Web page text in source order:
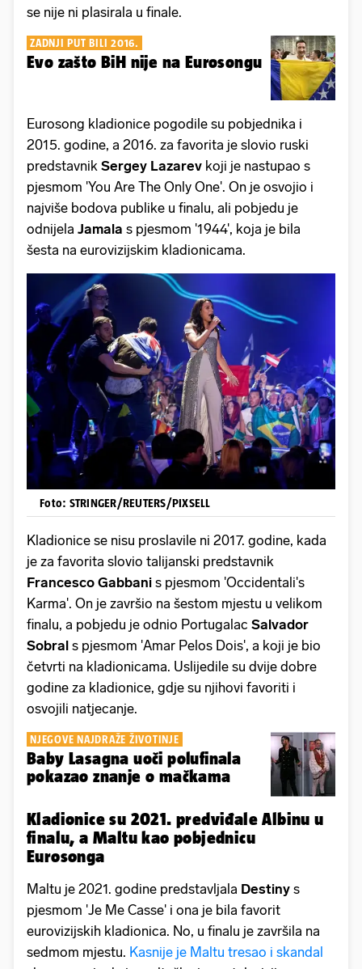
se nije ni plasirala u finale.
ZADNJI PUT BILI 2016.
Evo zašto BiH nije na Eurosongu
Eurosong kladionice pogodile su pobjednika i
2015. godine, a 2016. za favorita je slovio ruski
predstavnik Sergey Lazarev koji je nastupao s
pjesmom 'You Are The Only One'. On je osvojio i
najviše bodova publike u finalu, ali pobjedu je
odnijela Jamala s pjesmom '1944', koja je bila
šesta na eurovizijskim kladionicama.
Foto: STRINGER/REUTERS/PIXSELL
Kladionice se nisu proslavile ni 2017. godine, kada
je za favorita slovio talijanski predstavnik
Francesco Gabbani s pjesmom 'Occidentali's
Karma'. On je završio na šestom mjestu u velikom
finalu, a pobjedu je odnio Portugalac Salvador
Sobral s pjesmom 'Amar Pelos Dois', a koji je bio
četvrti na kladionicama. Uslijedile su dvije dobre
godine za kladionice, gdje su njihovi favoriti i
osvojili natjecanje.
NJEGOVE NAJDRAŽE ŽIVOTINJE
Baby Lasagna uoči polufinala
pokazao znanje o mačkama
Kladionice su 2021. predviđale Albinu u
finalu, a Maltu kao pobjednicu
Eurosonga
Maltu je 2021. godine predstavljala Destiny s
pjesmom 'Je Me Casse' i ona je bila favorit
eurovizijskih kladionica. No, u finalu je završila na
sedmom mjestu. Kasnije je Maltu tresao i skandal